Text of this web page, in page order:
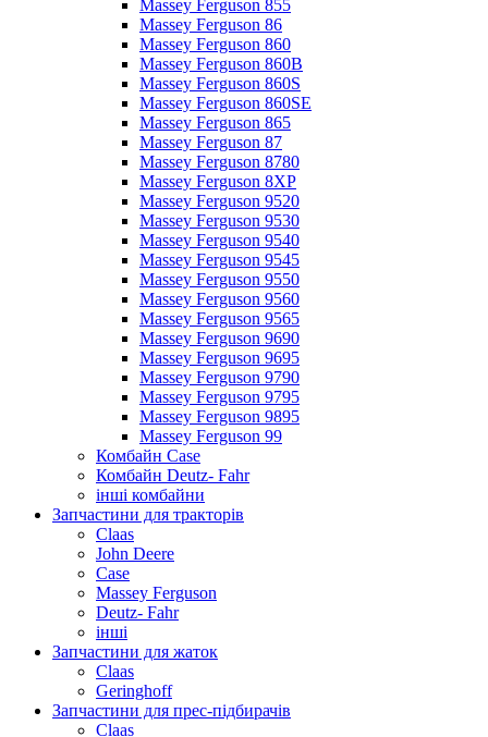
Massey Ferguson 855
Massey Ferguson 86
Massey Ferguson 860
Massey Ferguson 860B
Massey Ferguson 860S
Massey Ferguson 860SE
Massey Ferguson 865
Massey Ferguson 87
Massey Ferguson 8780
Massey Ferguson 8XP
Massey Ferguson 9520
Massey Ferguson 9530
Massey Ferguson 9540
Massey Ferguson 9545
Massey Ferguson 9550
Massey Ferguson 9560
Massey Ferguson 9565
Massey Ferguson 9690
Massey Ferguson 9695
Massey Ferguson 9790
Massey Ferguson 9795
Massey Ferguson 9895
Massey Ferguson 99
Комбайн Case
Комбайн Deutz- Fahr
інші комбайни
Запчастини для тракторів
Claas
John Deere
Case
Massey Ferguson
Deutz- Fahr
інші
Запчастини для жаток
Claas
Geringhoff
Запчастини для прес-підбирачів
Claas